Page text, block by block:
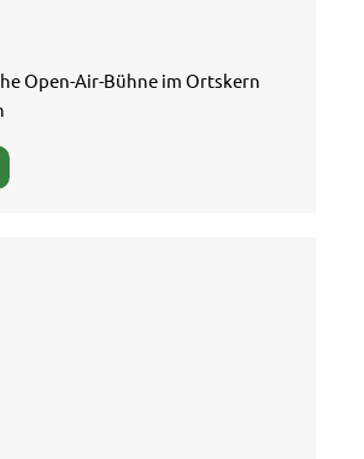
Open-Air-Bühne im Ortskern